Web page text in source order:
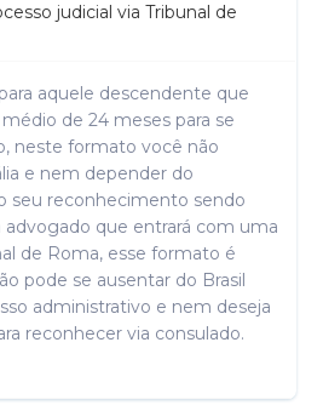
judicial via Tribunal de
aquele descendente que
de 24 meses para se
neste formato você não
e nem depender do
seu reconhecimento sendo
que entrará com uma
de Roma, esse formato é
pode se ausentar do Brasil
administrativo e nem deseja
reconhecer via consulado.